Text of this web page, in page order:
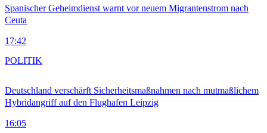
Spanischer Geheimdienst warnt vor neuem Migrantenstrom nach
Ceuta
17:42
Deutschland verschärft Sicherheitsmaßnahmen nach mutmaßlichem
Hybridangriff auf den Flughafen Leipzig
16:05
POLITIK